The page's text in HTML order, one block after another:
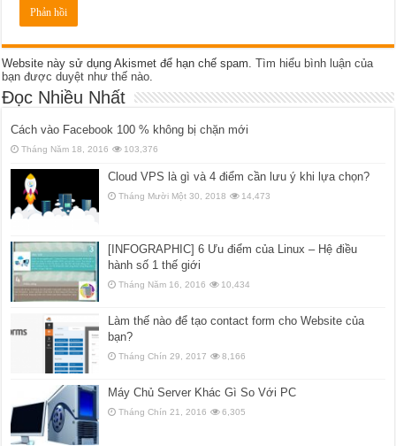
Website này sử dụng Akismet để hạn chế spam.Tìm hiểu bình luận của
bạn được duyệt như thế nào.
Đọc Nhiều Nhất
Cách vào Facebook 100 % không bị chặn mới
Tháng Năm 18, 2016 103,376
Cloud VPS là gì và 4 điểm cần lưu ý khi lựa chọn?
Tháng Mười Một 30, 2018 14,473
[INFOGRAPHIC] 6 Ưu điểm của Linux – Hệ điều
hành số 1 thế giới
Tháng Năm 16, 2016 10,434
Làm thế nào để tạo contact form cho Website của
bạn?
Tháng Chín 29, 2017 8,166
Máy Chủ Server Khác Gì So Với PC
Tháng Chín 21, 2016 6,305